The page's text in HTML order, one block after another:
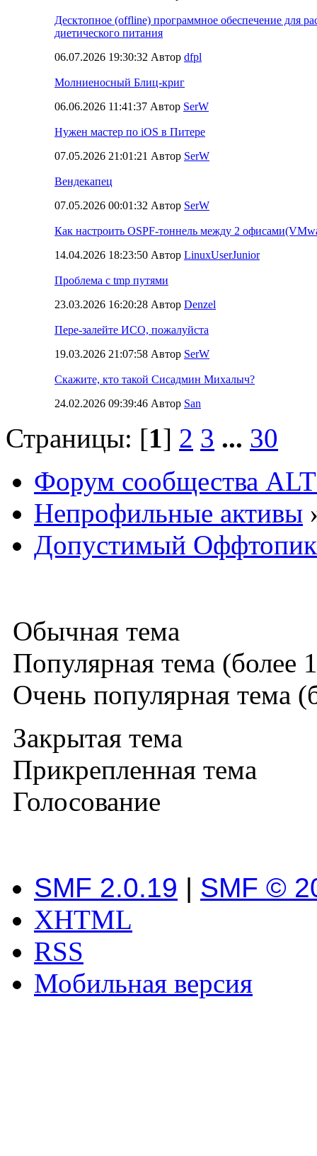
Десктопное (offline) программное обеспечение для
диетического питания
06.07.2026 19:30:32 Автор dfpl
Молниеносный Блиц-криг
06.06.2026 11:41:37 Автор SerW
Нужен мастер по iOS в Питере
07.05.2026 21:01:21 Автор SerW
Вендекапец
07.05.2026 00:01:32 Автор SerW
Как настроить OSPF-тоннель между 2
14.04.2026 18:23:50 Автор LinuxUserJunior
Проблема с tmp путями
23.03.2026 16:20:28 Автор Denzel
Пере-залейте ИСО, пожалуйста
19.03.2026 21:07:58 Автор SerW
Скажите, кто такой Сисадмин Михалыч?
24.02.2026 09:39:46 Автор San
Страницы: [1] 2 3 ... 30
Форум сообщества
Непрофильные активы
Допустимый Оффтопик
Обычная тема
Популярная тема (более
Очень популярная тема
Закрытая тема
Прикрепленная тема
Голосование
SMF 2.0.19 | SMF ©
XHTML
RSS
Мобильная версия